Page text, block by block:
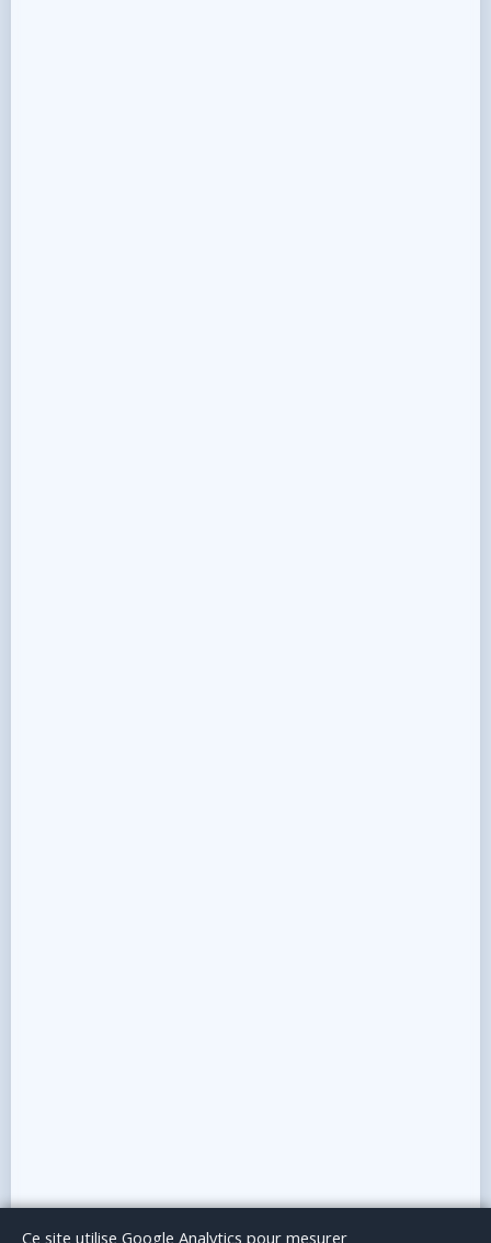
Le BlogPublicité Articles invitésMentions Légales
Ce site utilise Google Analytics pour mesurer